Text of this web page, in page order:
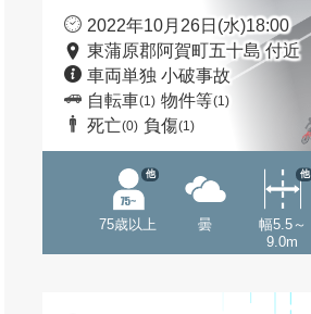
2022年10月26日(水)18:00
東蒲原郡阿賀町五十島 付近
車両単独 小破事故
自転車(1) 物件等(1)
死亡(0) 負傷(1)
75歳以上
他
曇
幅5.5～
9.0m
他